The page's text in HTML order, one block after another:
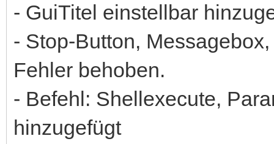
- GuiTitel einstellbar
- Stop-Button,
Fehler behoben.
- Befehl: Shellexecute,
hinzugefügt